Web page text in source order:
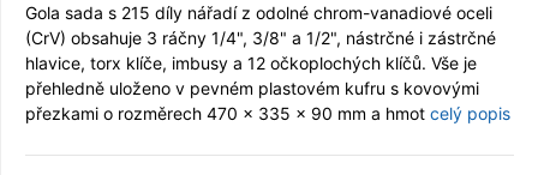
Gola sada s 215 díly nářadí z odolné chrom-vanadiové oceli
(CrV) obsahuje 3 ráčny 1/4", 3/8" a 1/2", nástrčné i zástrčné
hlavice, torx klíče, imbusy a 12 očkoplochých klíčů. Vše je
přehledně uloženo v pevném plastovém kufru s kovovými
přezkami o rozměrech 470 × 335 × 90 mm a hmot celý popis